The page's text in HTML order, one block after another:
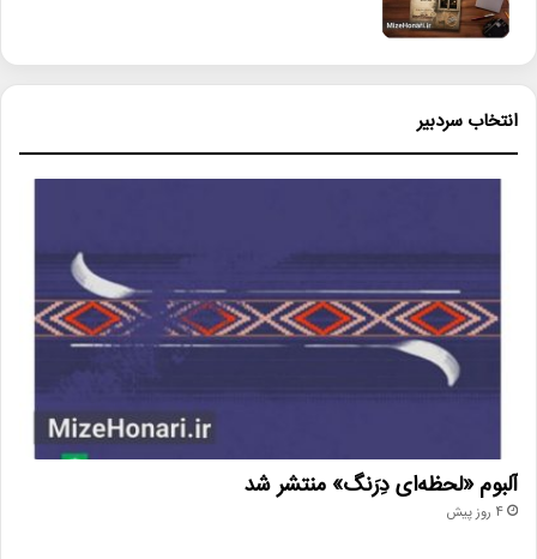
انتخاب سردبیر
آلبوم «لحظه‌ای دِرَنگ» منتشر شد
4 روز پیش